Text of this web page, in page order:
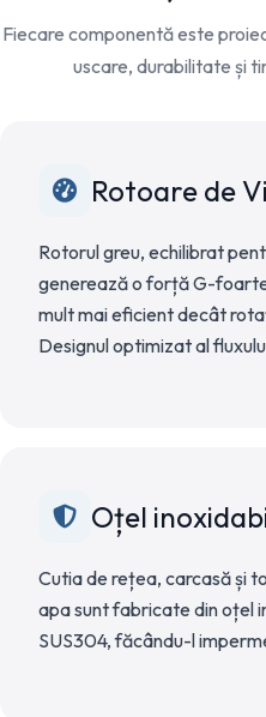
Fiecare componentă este
uscare, durabilitate și
Rotoare de
Rotorul greu, echilibrat
generează o forță G-
mult mai eficient decât
Designul optimizat al
Oțel
Cutia de rețea, carcasă și
apa sunt fabricate din oțel
SUS304, făcându-l